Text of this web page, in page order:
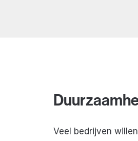
Veel bedrijven